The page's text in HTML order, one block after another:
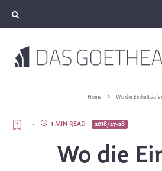
Home Wo die Einheit
2018/27-28
1 MIN READ
·
Wo die